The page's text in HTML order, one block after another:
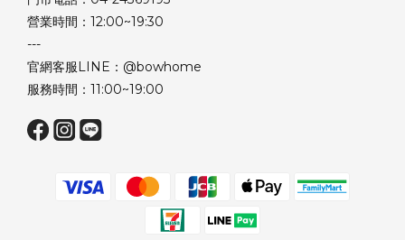
營業時間：12:00~19:30
---
官網客服LINE：@bowhome
服務時間：11:00~19:00